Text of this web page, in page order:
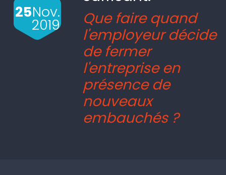
25Nov.
2019
Que faire quand
l'employeur décide
de fermer
l'entreprise en
présence de
nouveaux
embauchés ?